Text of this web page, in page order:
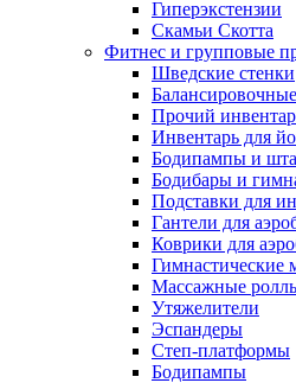
Гиперэкстензии
Скамьи Скотта
Фитнес и групповые
Шведские стенки
Прочий
Инвентарь для
Бодипампы и
Бодибары и
Подставки для
Гантели для
Коврики для
Гимнастические
Массажные
Утяжелители
Эспандеры
Степ-платформы
Бодипампы